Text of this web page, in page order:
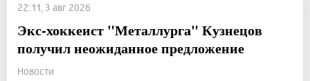
22:11, 3 авг 2026
Экс-хоккеист "Металлурга" Кузнецов
получил неожиданное предложение
Новости